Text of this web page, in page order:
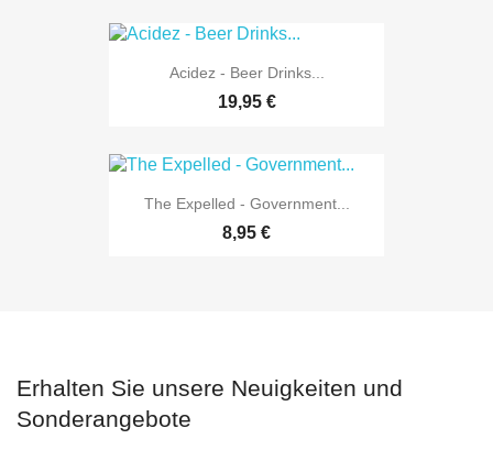
Acidez - Beer Drinks...
19,95 €
The Expelled - Government...
8,95 €
Erhalten Sie unsere Neuigkeiten und
Sonderangebote